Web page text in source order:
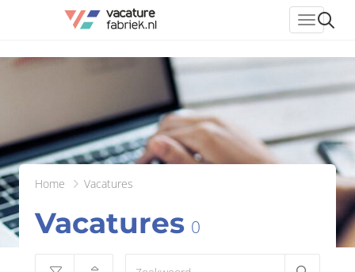
Home Vacatures
Vacatures 0